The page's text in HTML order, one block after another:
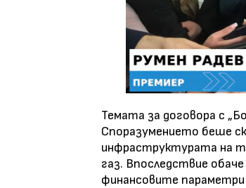
Темата за договора с
Споразумението беше
инфраструктурата на
газ. Впоследствие
финансовите